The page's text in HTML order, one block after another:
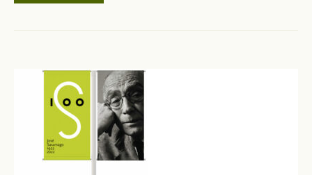
Corta
–
Dieste